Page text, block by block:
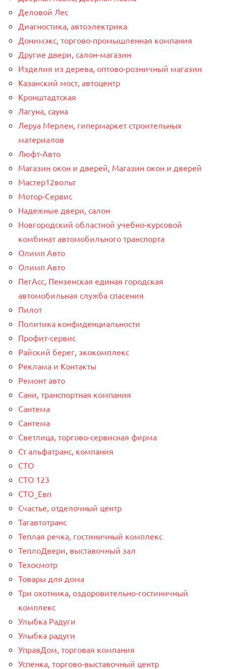
Деловой Лес
Диагностика, автоэлектрика
Донимэкс, торгово-промышленная компания
Другие двери, салон-магазин
Изделия из дерева, оптово-розничный магазин
Казанский мост, автоцентр
Кронштадтская
Лагуна, сауна
Леруа Мерлен, гипермаркет строительных
материалов
Люфт-Авто
Магазин окон и дверей, Магазин окон и дверей
Мастер12вольт
Мотор-Сервис
Надежные двери, салон
Новгородский областной учебно-курсовой
комбинат автомобильного транспорта
Олимп Авто
Олимп Авто
ПегАсс, Пензенская единая городская
автомобильная служба спасения
Пилот
Политика конфиденциальности
Профит-сервис
Райский берег, экокомплекс
Реклама и Контакты
Ремонт авто
Сани, транспортная компания
Сантема
Сантема
Светлица, торгово-сервисная фирма
Ст альфатранс, компания
СТО
СТО 123
СТО_Евп
Счастье, отделочный центр
Тагавтотранс
Теплая речка, гостиничный комплекс
ТеплоДвери, выставочный зал
Техосмотр
Товары для дома
Три охотника, оздоровительно-гостиничный
комплекс
Улыбка Радуги
Улыбка радуги
УправДом, торговая компания
Успенка, торгово-выставочный центр